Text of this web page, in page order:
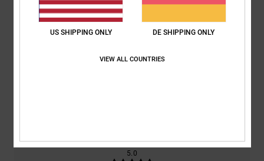
basierend auf2 verifizierten Bewertungenseit Juni 2026
100% unserer Kunden empfehlen dieses Produkt
Farbe
5.0
US SHIPPING ONLY DE SHIPPING ONLY
VIEW ALL COUNTRIES